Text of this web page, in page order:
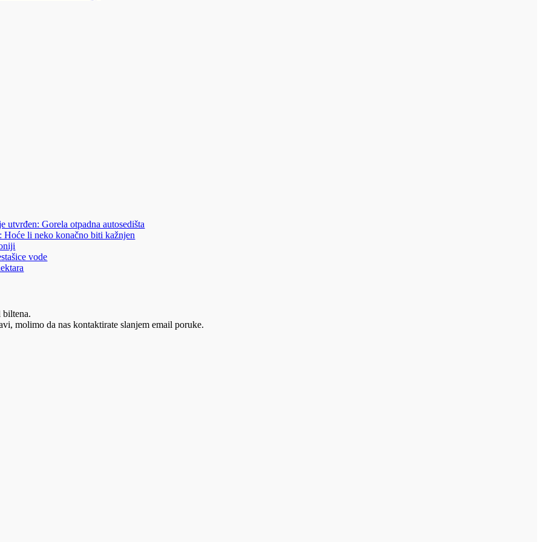
Gorela otpadna autosedišta
Hoće li neko konačno biti kažnjen
vode
biltena.
molimo da nas kontaktirate slanjem email poruke.